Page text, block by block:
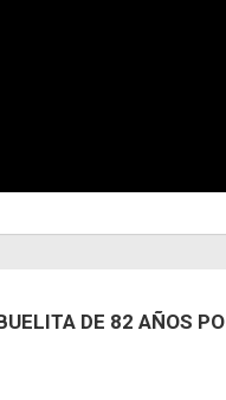
DE 82 AÑOS